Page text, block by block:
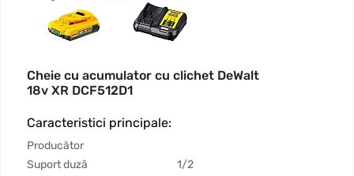
Cheie cu acumulator cu clichet DeWalt
18v XR DCF512D1
Caracteristici principale:
Producător
Suport duză
1/2